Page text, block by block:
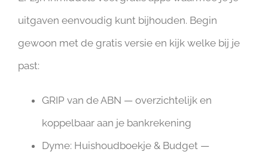
uitgaven eenvoudig kunt bijhouden. Begin
gewoon met de gratis versie en kijk welke bij je
past:
GRIP van de ABN — overzichtelijk en
koppelbaar aan je bankrekening
Dyme: Huishoudboekje & Budget —